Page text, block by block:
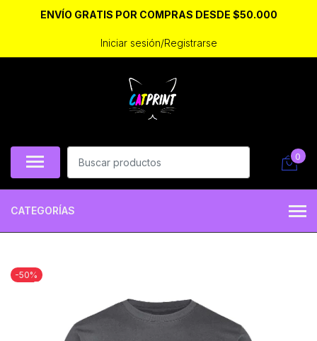
ENVÍO GRATIS POR COMPRAS DESDE $50.000
Iniciar sesión/Registrarse
0
CATEGORÍAS
-50%